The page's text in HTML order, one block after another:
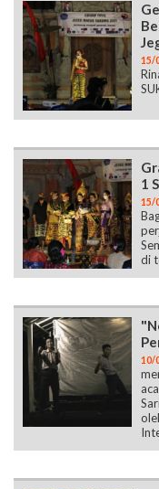
15/
1
15/
di
10/